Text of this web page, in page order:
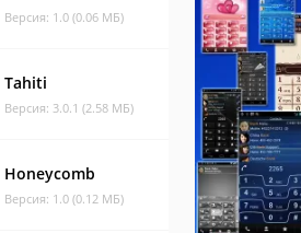
Версия: 1.0 (0.06 МБ)
Tahiti
Версия: 3.0.1 (2.58 МБ)
Honeycomb
Версия: 1.0 (0.12 МБ)